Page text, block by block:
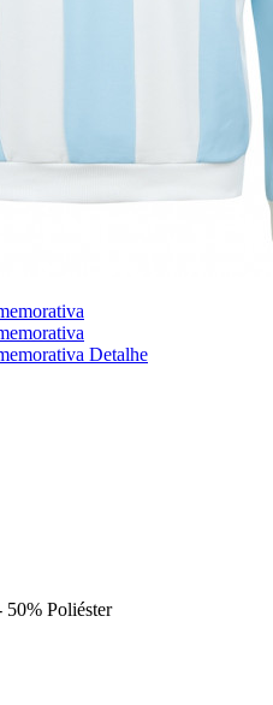
50% Poliéster